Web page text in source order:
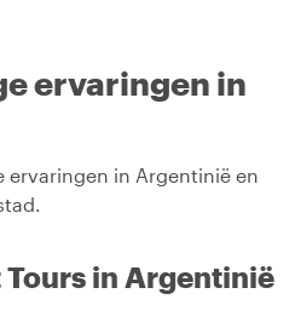
ervaringen in
ervaringen in Argentinië en
in Argentinië